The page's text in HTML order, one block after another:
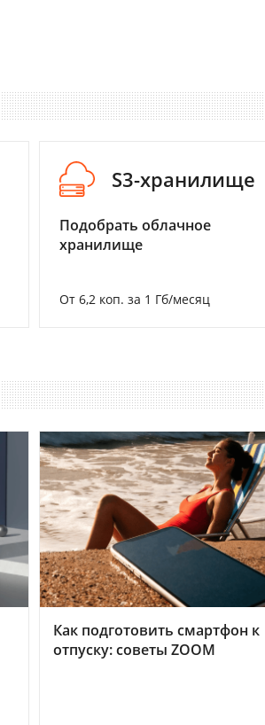
S3-хранилище
Подобрать облачное
хранилище
От 6,2 коп. за 1 Гб/месяц
Как подготовить смартфон к
отпуску: советы ZOOM